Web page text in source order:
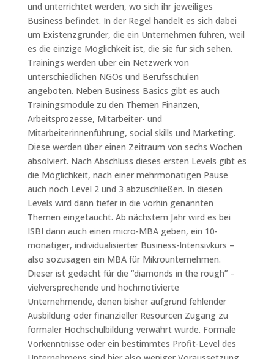
und unterrichtet werden, wo sich ihr jeweiliges
Business befindet. In der Regel handelt es sich dabei
um Existenzgründer, die ein Unternehmen führen, weil
es die einzige Möglichkeit ist, die sie für sich sehen.
Trainings werden über ein Netzwerk von
unterschiedlichen NGOs und Berufsschulen
angeboten. Neben Business Basics gibt es auch
Trainingsmodule zu den Themen Finanzen,
Arbeitsprozesse, Mitarbeiter- und
Mitarbeiterinnenführung, social skills und Marketing.
Diese werden über einen Zeitraum von sechs Wochen
absolviert. Nach Abschluss dieses ersten Levels gibt es
die Möglichkeit, nach einer mehrmonatigen Pause
auch noch Level 2 und 3 abzuschließen. In diesen
Levels wird dann tiefer in die vorhin genannten
Themen eingetaucht. Ab nächstem Jahr wird es bei
ISBI dann auch einen micro-MBA geben, ein 10-
monatiger, individualisierter Business-Intensivkurs –
also sozusagen ein MBA für Mikrounternehmen.
Dieser ist gedacht für die “diamonds in the rough” –
vielversprechende und hochmotivierte
Unternehmende, denen bisher aufgrund fehlender
Ausbildung oder finanzieller Resourcen Zugang zu
formaler Hochschulbildung verwährt wurde. Formale
Vorkenntnisse oder ein bestimmtes Profit-Level des